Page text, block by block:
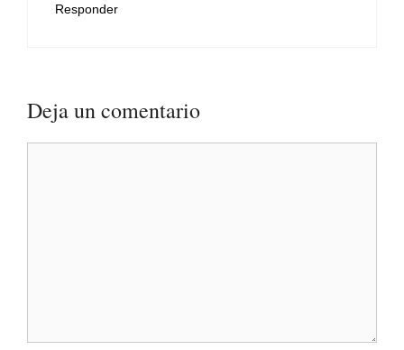
Responder
Deja un comentario